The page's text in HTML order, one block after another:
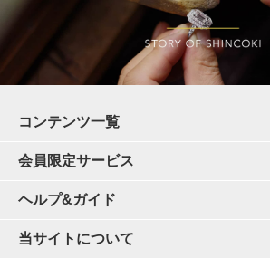
コンテンツ一覧
会員限定サービス
ヘルプ&ガイド
当サイトについて